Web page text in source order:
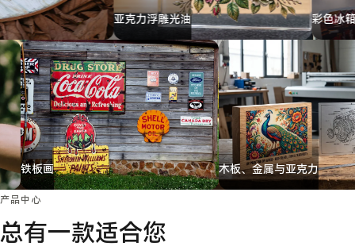
列亚克力浮雕光油 彩色冰箱贴
铁板画 木板、金属与
产品中心
总有一款适合您